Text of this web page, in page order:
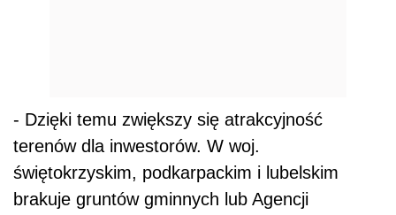
- Dzięki temu zwiększy się atrakcyjność
terenów dla inwestorów. W woj.
świętokrzyskim, podkarpackim i lubelskim
brakuje gruntów gminnych lub Agencji